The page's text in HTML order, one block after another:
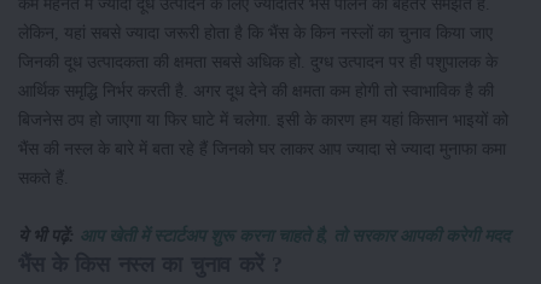
लेकिन, यहां सबसे ज्यादा जरूरी होता है कि भैंस के किन नस्लों का चुनाव किया जाए
जिनकी दूध उत्पादकता की क्षमता सबसे अधिक हो. दुग्ध उत्पादन पर ही पशुपालक के
आर्थिक समृद्धि निर्भर करती है. अगर दूध देने की क्षमता कम होगी तो स्वाभाविक है की
बिजनेस ठप हो जाएगा या फिर घाटे में चलेगा. इसी के कारण हम यहां किसान भाइयों को
भैंस की नस्ल के बारे में बता रहे हैं जिनको घर लाकर आप ज्यादा से ज्यादा मुनाफा कमा
सकते हैं.
ये भी पढ़ें: आप खेती में स्टार्टअप शुरू करना चाहते है, तो सरकार आपकी करेगी मदद